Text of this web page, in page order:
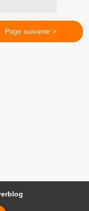
Page suivante >